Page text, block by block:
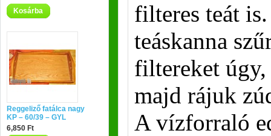
Kosárba
Reggeliző fatálca nagy
KP – 60/39 – GYL
6,850 Ft
filteres teát
teáskanna
filtereket
majd rájuk
A vízforraló